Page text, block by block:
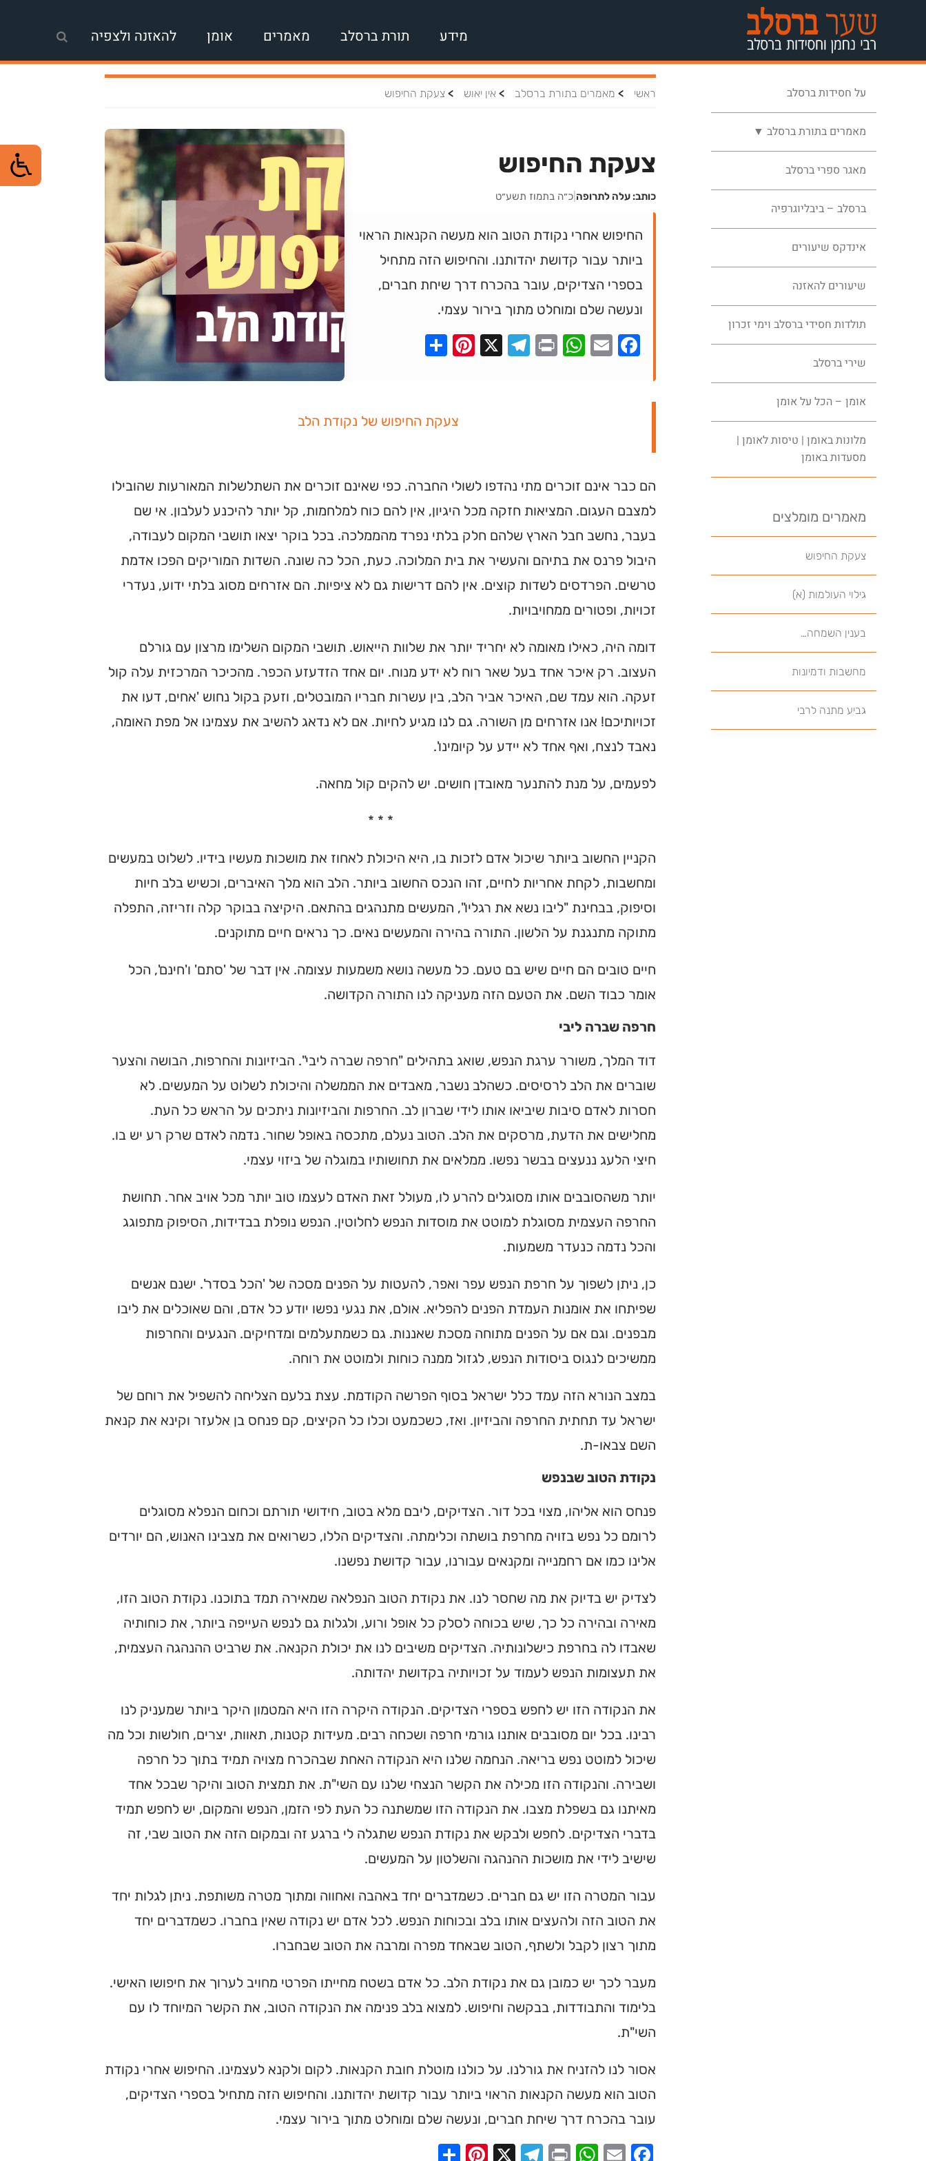
מידע תורת ברסלב מאמרים אומן להאזנה ולצפיה
על חסידות ברסלב
מאמרים בתורת ברסלב ▼
מאגר ספרי ברסלב
ברסלב – ביבליוגרפיה
אינדקס שיעורים
שיעורים להאזנה
תולדות חסידי ברסלב וימי זכרון
שירי ברסלב
אומן – הכל על אומן
מלונות באומן | טיסות לאומן |
מסעדות באומן
מאמרים מומלצים
צעקת החיפוש
גילוי העולמות (א)
בענין השמחה…
מחשבות ודמיונות
גביע מתנה לרבי
ראשי > מאמרים בתורת ברסלב > אין יאוש > צעקת החיפוש
צעקת החיפוש
כותב: עלה לתרופה כ״ה בתמוז תשע״ט
החיפוש אחרי נקודת הטוב הוא מעשה הקנאות הראוי
ביותר עבור קדושת יהדותנו. והחיפוש הזה מתחיל
בספרי הצדיקים, עובר בהכרח דרך שיחת חברים,
ונעשה שלם ומוחלט מתוך בירור עצמי.
Facebook
Email
WhatsApp
Print
Telegram
X
Pinterest
צעקת החיפוש של נקודת הלב
הם כבר אינם זוכרים מתי נהדפו לשולי החברה. כפי שאינם זוכרים את השתלשלות המאורעות שהובילו
למצבם העגום. המציאות חזקה מכל היגיון, אין להם כוח למלחמות, קל יותר להיכנע לעלבון. אי שם
בעבר, נחשב חבל הארץ שלהם חלק בלתי נפרד מהממלכה. בכל בוקר יצאו תושבי המקום לעבודה,
היבול פרנס את בתיהם והעשיר את בית המלוכה. כעת, הכל כה שונה. השדות המוריקים הפכו אדמת
טרשים. הפרדסים לשדות קוצים. אין להם דרישות גם לא ציפיות. הם אזרחים מסוג בלתי ידוע, נעדרי
זכויות, ופטורים ממחויבויות.
דומה היה, כאילו מאומה לא יחריד יותר את שלוות הייאוש. תושבי המקום השלימו מרצון עם גורלם
העצוב. רק איכר אחד בעל שאר רוח לא ידע מנוח. יום אחד הזדעזע הכפר. מהכיכר המרכזית עלה קול
זעקה. הוא עמד שם, האיכר אביר הלב, בין עשרות חבריו המובטלים, וזעק בקול נחוש 'אחים, דעו את
זכויותיכם! אנו אזרחים מן השורה. גם לנו מגיע לחיות. אם לא נדאג להשיב את עצמינו אל מפת האומה,
נאבד לנצח, ואף אחד לא יידע על קיומינו'.
לפעמים, על מנת להתנער מאובדן חושים. יש להקים קול מחאה.
* * *
הקניין החשוב ביותר שיכול אדם לזכות בו, היא היכולת לאחוז את מושכות מעשיו בידיו. לשלוט במעשים
ומחשבות, לקחת אחריות לחיים, זהו הנכס החשוב ביותר. הלב הוא מלך האיברים, וכשיש בלב חיות
וסיפוק, בבחינת "ליבו נשא את רגליו", המעשים מתנהגים בהתאם. היקיצה בבוקר קלה וזריזה, התפלה
מתוקה מתנגנת על הלשון. התורה בהירה והמעשים נאים. כך נראים חיים מתוקנים.
חיים טובים הם חיים שיש בם טעם. כל מעשה נושא משמעות עצומה. אין דבר של 'סתם' ו'חינם', הכל
אומר כבוד השם. את הטעם הזה מעניקה לנו התורה הקדושה.
חרפה שברה ליבי
דוד המלך, משורר ערגת הנפש, שואג בתהילים "חרפה שברה ליבי". הביזיונות והחרפות, הבושה והצער
שוברים את הלב לרסיסים. כשהלב נשבר, מאבדים את הממשלה והיכולת לשלוט על המעשים. לא
חסרות לאדם סיבות שיביאו אותו לידי שברון לב. החרפות והביזיונות ניתכים על הראש כל העת.
מחלישים את הדעת, מרסקים את הלב. הטוב נעלם, מתכסה באופל שחור. נדמה לאדם שרק רע יש בו.
חיצי הלעג ננעצים בבשר נפשו. ממלאים את תחושותיו במוגלה של ביזוי עצמי.
יותר משהסובבים אותו מסוגלים להרע לו, מעולל זאת האדם לעצמו טוב יותר מכל אויב אחר. תחושת
החרפה העצמית מסוגלת למוטט את מוסדות הנפש לחלוטין. הנפש נופלת בבדידות, הסיפוק מתפוגג
והכל נדמה כנעדר משמעות.
כן, ניתן לשפוך על חרפת הנפש עפר ואפר, להעטות על הפנים מסכה של 'הכל בסדר'. ישנם אנשים
שפיתחו את אומנות העמדת הפנים להפליא. אולם, את נגעי נפשו יודע כל אדם, והם שאוכלים את ליבו
מבפנים. וגם אם על הפנים מתוחה מסכת שאננות. גם כשמתעלמים ומדחיקים. הנגעים והחרפות
ממשיכים לנגוס ביסודות הנפש, לגזול ממנה כוחות ולמוטט את רוחה.
במצב הנורא הזה עמד כלל ישראל בסוף הפרשה הקודמת. עצת בלעם הצליחה להשפיל את רוחם של
ישראל עד תחתית החרפה והביזיון. ואז, כשכמעט וכלו כל הקיצים, קם פנחס בן אלעזר וקינא את קנאת
השם צבאו-ת.
נקודת הטוב שבנפש
פנחס הוא אליהו, מצוי בכל דור. הצדיקים, ליבם מלא בטוב, חידושי תורתם וכחום הנפלא מסוגלים
לרומם כל נפש בזויה מחרפת בושתה וכלימתה. והצדיקים הללו, כשרואים את מצבינו האנוש, הם יורדים
אלינו כמו אם רחמנייה ומקנאים עבורנו, עבור קדושת נפשנו.
לצדיק יש בדיוק את מה שחסר לנו. את נקודת הטוב הנפלאה שמאירה תמד בתוכנו. נקודת הטוב הזו,
מאירה ובהירה כל כך, שיש בכוחה לסלק כל אופל ורוע, ולגלות גם לנפש העייפה ביותר, את כוחותיה
שאבדו לה בחרפת כישלונותיה. הצדיקים משיבים לנו את יכולת הקנאה. את שרביט ההנהגה העצמית,
את תעצומות הנפש לעמוד על זכויותיה בקדושת יהדותה.
את הנקודה הזו יש לחפש בספרי הצדיקים. הנקודה היקרה הזו היא המטמון היקר ביותר שמעניק לנו
רבינו. בכל יום מסובבים אותנו גורמי חרפה ושכחה רבים. מעידות קטנות, תאוות, יצרים, חולשות וכל מה
שיכול למוטט נפש בריאה. הנחמה שלנו היא הנקודה האחת שבהכרח מצויה תמיד בתוך כל חרפה
ושבירה. והנקודה הזו מכילה את הקשר הנצחי שלנו עם השי"ת. את תמצית הטוב והיקר שבכל אחד
מאיתנו גם בשפלת מצבו. את הנקודה הזו שמשתנה כל העת לפי הזמן, הנפש והמקום, יש לחפש תמיד
בדברי הצדיקים. לחפש ולבקש את נקודת הנפש שתגלה לי ברגע זה ובמקום הזה את הטוב שבי, זה
שישיב לידי את מושכות ההנהגה והשלטון על המעשים.
עבור המטרה הזו יש גם חברים. כשמדברים יחד באהבה ואחווה ומתוך מטרה משותפת. ניתן לגלות יחד
את הטוב הזה ולהעצים אותו בלב ובכוחות הנפש. לכל אדם יש נקודה שאין בחברו. כשמדברים יחד
מתוך רצון לקבל ולשתף, הטוב שבאחד מפרה ומרבה את הטוב שבחברו.
מעבר לכך יש כמובן גם את נקודת הלב. כל אדם בשטח מחייתו הפרטי מחויב לערוך את חיפושו האישי.
בלימוד והתבודדות, בבקשה וחיפוש. למצוא בלב פנימה את הנקודה הטוב, את הקשר המיוחד לו עם
השי"ת.
אסור לנו להזניח את גורלנו. על כולנו מוטלת חובת הקנאות. לקום ולקנא לעצמינו. החיפוש אחרי נקודת
הטוב הוא מעשה הקנאות הראוי ביותר עבור קדושת יהדותנו. והחיפוש הזה מתחיל בספרי הצדיקים,
עובר בהכרח דרך שיחת חברים, ונעשה שלם ומוחלט מתוך בירור עצמי.
Facebook
Email
WhatsApp
Print
Telegram
Pinterest
מחפשים בית כנסת או
מוסד ברסלב?
הכירו את האינדקס החדש והמקיף של בתי כנסת
ברסלב בארץ ובעולם! מצאו זמני תפילות, שיעורי
לכניסה לאינדקס ➔